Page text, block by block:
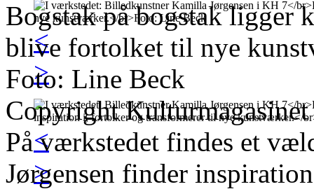
<
>
<
>
Bogstak på bogstak ligger
blive fortolket til nye
Foto: Line Beck
Copyright
På værkstedet findes et
Jørgensen finder